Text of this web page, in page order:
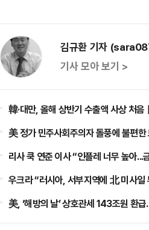
김규환 기자
기사 모아 보기 >
韓·대만, 올해 상반기 수출액 사상 처음
美 정가 민주사회주의자 돌풍에 불편
리사 쿡 연준 이사 “인플레 너무 높아...
우크라 “러시아, 서부지역에 北 미사일
美, ‘해방의 날’ 상호관세 143조원 환